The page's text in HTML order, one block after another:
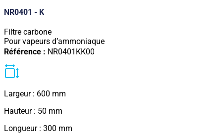
NR0401 - K
Filtre carbone
Pour vapeurs d’ammoniaque
Référence : NR0401KK00
Largeur : 600 mm
Hauteur : 50 mm
Longueur : 300 mm